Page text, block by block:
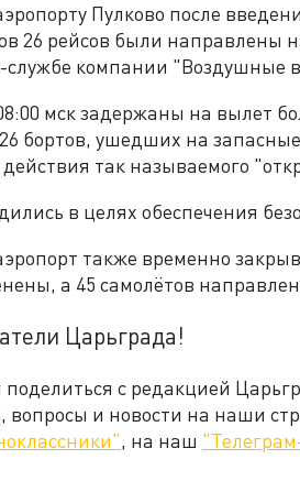
Пулково после
26 рейсов были направлены
службе компании "Воздушные
мск задержаны на вылет
бортов, ушедших на
так называемого
в целях обеспечения
также временно
а 45 самолётов
Царьграда!
поделиться с редакцией
и новости на наши
, на наш